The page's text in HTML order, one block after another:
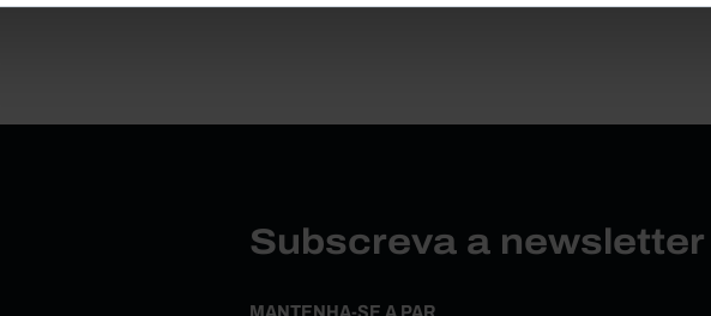
Subscreva a
MANTENHA-SE A PAR